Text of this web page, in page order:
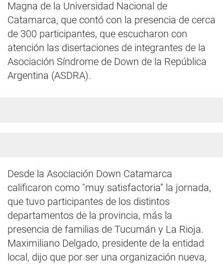
Magna de la Universidad Nacional de
Catamarca, que contó con la presencia de cerca
de 300 participantes, que escucharon con
atención las disertaciones de integrantes de la
Asociación Síndrome de Down de la República
Argentina (ASDRA).
Desde la Asociación Down Catamarca
calificaron como "muy satisfactoria” la jornada,
que tuvo participantes de los distintos
departamentos de la provincia, más la
presencia de familias de Tucumán y La Rioja.
Maximiliano Delgado, presidente de la entidad
local, dijo que por ser una organización nueva,